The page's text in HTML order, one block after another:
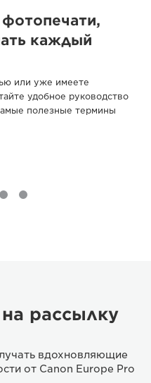
каждый
или уже имеете
удобное руководство
полезные термины
рассылку
вдохновляющие
от Canon Europe Pro